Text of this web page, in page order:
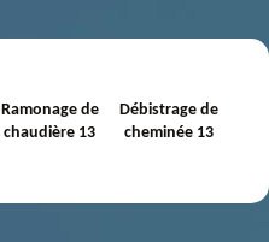
Ramonage de
chaudière 13
Débistrage de
cheminée 13